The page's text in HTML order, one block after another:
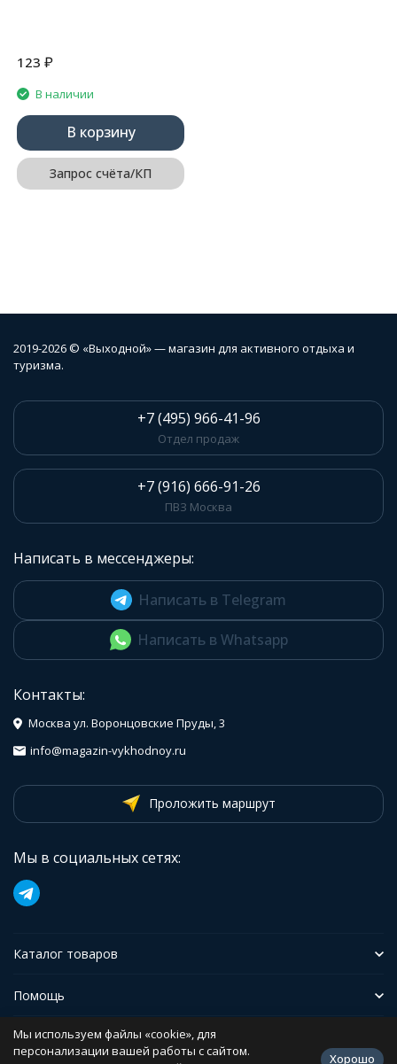
123 ₽
В наличии
В корзину
Запрос счёта/КП
2019-2026 © «Выходной» — магазин для активного отдыха и
туризма.
+7 (495) 966-41-96
Отдел продаж
+7 (916) 666-91-26
ПВЗ Москва
Написать в мессенджеры:
Написать в Telegram
Написать в Whatsapp
Контакты:
Москва ул. Воронцовские Пруды, 3
info@magazin-vykhodnoy.ru
Проложить маршрут
Мы в социальных сетях:
Каталог товаров
Помощь
Иформация
Мы используем файлы «cookie», для
персонализации вашей работы с сайтом.
Хорошо